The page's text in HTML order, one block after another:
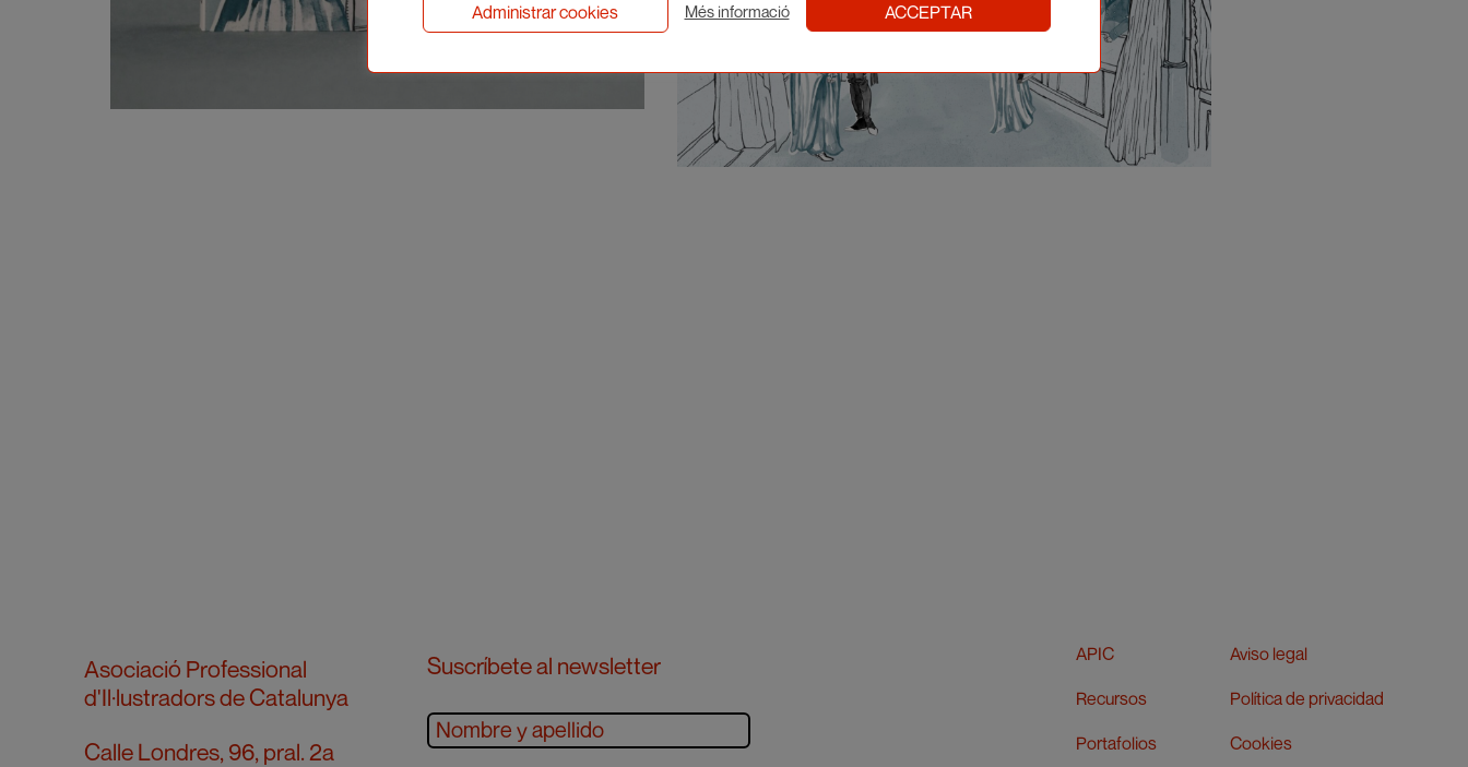
Asociació Professional
d'Il·lustradors de Catalunya
Calle Londres, 96, pral. 2a
Suscríbete al newsletter APIC
Recursos
Portafolios
Aviso legal
Política de privacidad
Cookies
Administrar cookies Més informació ACCEPTAR